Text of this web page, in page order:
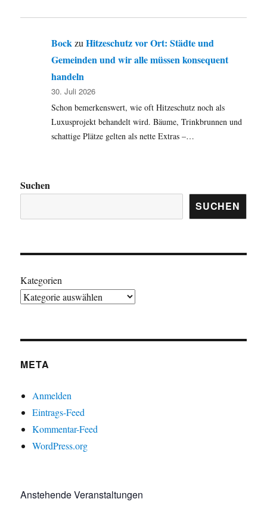
Bock zuHitzeschutz vor Ort: Städte und
Gemeinden und wir alle müssen konsequent
handeln
30. Juli 2026
Schon bemerkenswert, wie oft Hitzeschutz noch als
Luxusprojekt behandelt wird. Bäume, Trinkbrunnen und
schattige Plätze gelten als nette Extras –…
Suchen
SUCHEN
Kategorien
META
Anmelden
Eintrags-Feed
Kommentar-Feed
WordPress.org
Anstehende Veranstaltungen